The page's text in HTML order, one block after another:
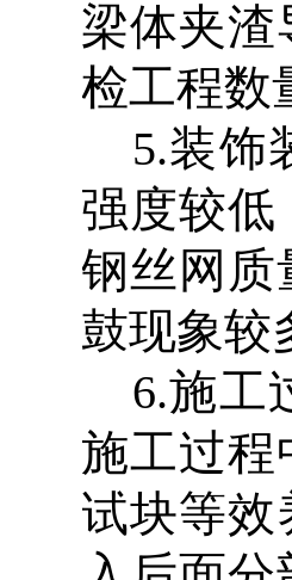
梁体夹渣
检工程数
5.装饰
强度较低
钢丝网质
鼓现象较
6.施工
施工过程
试块等效